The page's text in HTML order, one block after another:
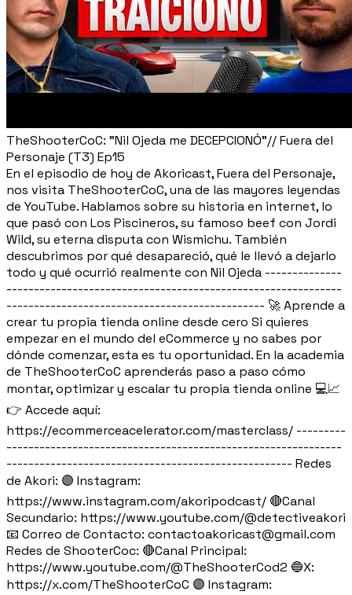
TheShooterCoC: "Nil Ojeda me DECEPCIONÓ"// Fuera del
Personaje (T3) Ep15
En el episodio de hoy de Akoricast, Fuera del Personaje,
nos visita TheShooterCoC, una de las mayores leyendas
de YouTube. Hablamos sobre su historia en internet, lo
que pasó con Los Piscineros, su famoso beef con Jordi
Wild, su eterna disputa con Wismichu. También
descubrimos por qué desapareció, qué le llevó a dejarlo
todo y qué ocurrió realmente con Nil Ojeda --------------
-------------------------------------------------------------
----------------------------------------------- 🚀 Aprende a
crear tu propia tienda online desde cero Si quieres
empezar en el mundo del eCommerce y no sabes por
dónde comenzar, esta es tu oportunidad. En la academia
de TheShooterCoC aprenderás paso a paso cómo
montar, optimizar y escalar tu propia tienda online 💻📈
👉 Accede aquí:
https://ecommerceacelerator.com/masterclass/ ---------
-------------------------------------------------------------
---------------------------------------------------- Redes
de Akori: 🟣 Instagram:
https://www.instagram.com/akoripodcast/ 🔴Canal
Secundario: https://www.youtube.com/@detectiveakori
📧 Correo de Contacto: contactoakoricast@gmail.com
Redes de ShooterCoc: 🔴Canal Principal:
https://www.youtube.com/@TheShooterCod2 🔵X:
https://x.com/TheShooterCoC 🟣 Instagram: